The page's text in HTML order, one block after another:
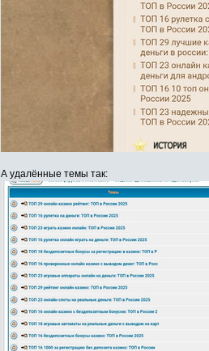
А удалённые темы так: